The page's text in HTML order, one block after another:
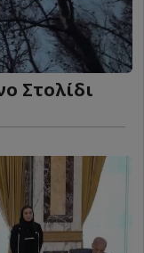
Στολίδι